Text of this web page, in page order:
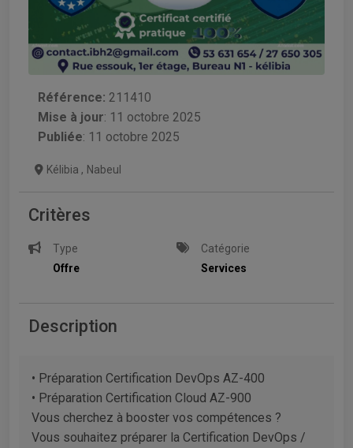
Référence: 211410
Mise à jour: 11 octobre 2025
Publiée: 11 octobre 2025
Kélibia , Nabeul
Critères
Type
Offre
Catégorie
Services
Description
• Préparation Certification DevOps AZ-400
• Préparation Certification Cloud AZ-900
Vous cherchez à booster vos compétences ?
Vous souhaitez préparer la Certification DevOps /